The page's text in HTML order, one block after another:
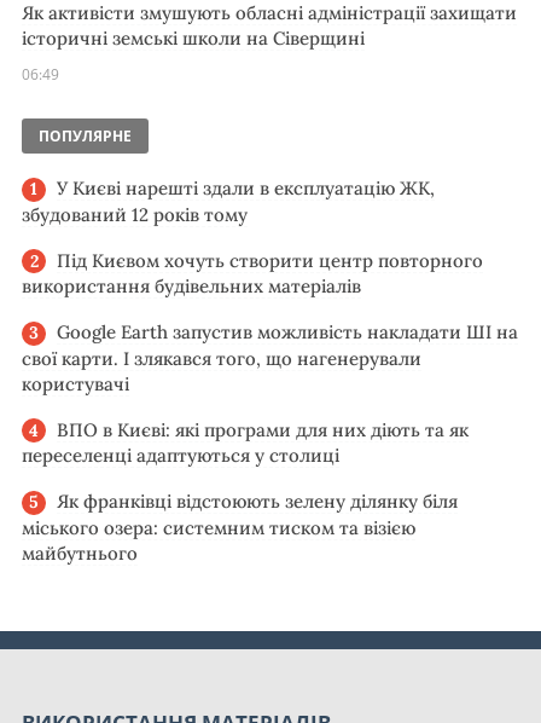
Як активісти змушують обласні адміністрації захищати
історичні земські школи на Сіверщині
06:49
ПОПУЛЯРНЕ
У Києві нарешті здали в експлуатацію ЖК,
збудований 12 років тому
Під Києвом хочуть створити центр повторного
використання будівельних матеріалів
Google Earth запустив можливість накладати ШІ на
свої карти. І злякався того, що нагенерували
користувачі
ВПО в Києві: які програми для них діють та як
переселенці адаптуються у столиці
Як франківці відстоюють зелену ділянку біля
міського озера: системним тиском та візією
майбутнього